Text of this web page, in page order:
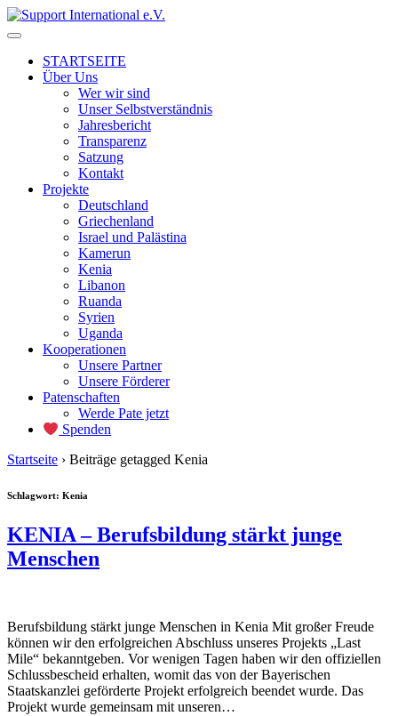
↓
Skip
Main
Content
STARTSEITE
Über Uns
Wer wir sind
Unser Selbstverständnis
Jahresbericht
Transparenz
Satzung
Kontakt
Projekte
Deutschland
Griechenland
Israel und Palästina
Kamerun
Kenia
Libanon
Ruanda
Syrien
Uganda
Kooperationen
Unsere Partner
Unsere Förderer
Patenschaften
Werde Pate jetzt
Spenden
Startseite › Beiträge getagged Kenia
Schlagwort: Kenia
KENIA – Berufsbildung stärkt junge
Menschen
Berufsbildung stärkt junge Menschen in Kenia Mit großer Freude
können wir den erfolgreichen Abschluss unseres Projekts „Last
Mile“ bekanntgeben. Vor wenigen Tagen haben wir den offiziellen
Schlussbescheid erhalten, womit das von der Bayerischen
Staatskanzlei geförderte Projekt erfolgreich beendet wurde. Das
Projekt wurde gemeinsam mit unseren…